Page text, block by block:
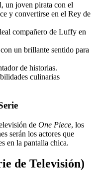
un joven pirata con el
y convertirse en el Rey de
compañero de Luffy en
un brillante sentido para
de historias.
culinarias
de One Piece, los
serán los actores que
en la pantalla chica.
de Televisión)